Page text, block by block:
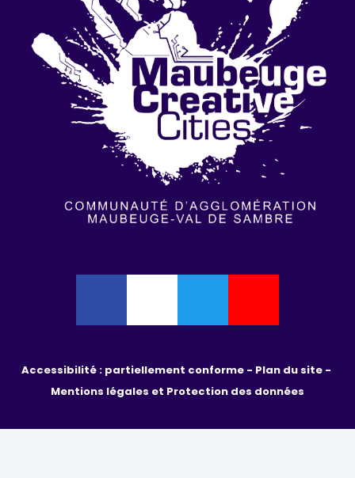
Accessibilité : partiellement conforme -
Mentions légales et Protection des données